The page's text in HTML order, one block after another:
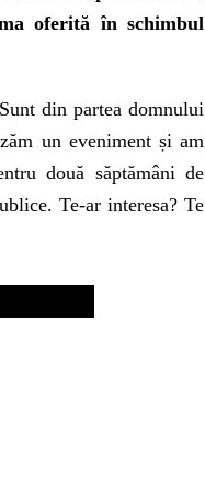
oferită în schimbul
din partea domnului
un eveniment și am
două săptămâni de
Te-ar interesa? Te